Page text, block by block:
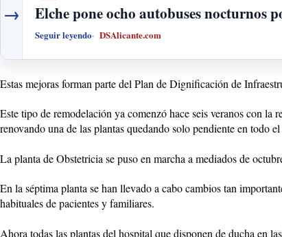
→ Elche pone ocho autobuses nocturnos
Seguir leyendo DSAlicante.com
Estas mejoras forman parte del Plan de Dignificación de
Este tipo de remodelación ya comenzó hace seis veranos con
renovando una de las plantas quedando solo pendiente en todo
La planta de Obstetricia se puso en marcha a mediados de
En la séptima planta se han llevado a cabo cambios tan
habituales de pacientes y familiares.
Ahora todas las plantas del hospital que disponen de ducha en